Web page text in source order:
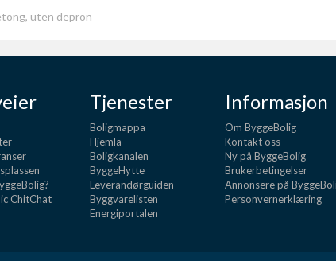
uten depron
ChitChat
Tjenester
Boligmappa
Hjemla
Boligkanalen
ByggeHytte
Leverandørguiden
Byggvarelisten
Energiportalen
Informasjon
Om ByggeBolig
Kontakt oss
Ny på ByggeBolig
Brukerbetingelser
Annonsere på
Personvernerklæring